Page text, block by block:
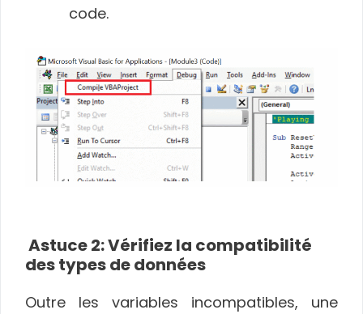
code.
Astuce 2: Vérifiez la compatibilité
des types de données
Outre les variables incompatibles, une